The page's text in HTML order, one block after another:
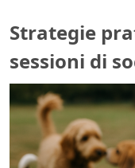
Strategie
sessioni di